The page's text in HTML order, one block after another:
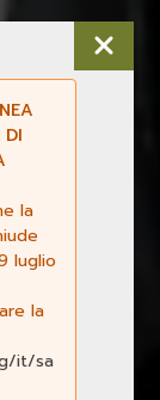
DI
la
luglio
la
it/sa